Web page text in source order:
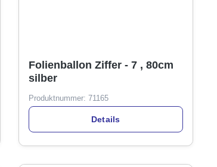
Folienballon Ziffer - 7 , 80cm
silber
Produktnummer: 71165
Details